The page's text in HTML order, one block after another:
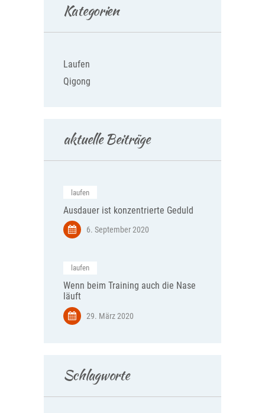
Kategorien
Laufen
Qigong
aktuelle Beiträge
laufen
Ausdauer ist konzentrierte Geduld
6. September 2020
laufen
Wenn beim Training auch die Nase
läuft
29. März 2020
Schlagworte